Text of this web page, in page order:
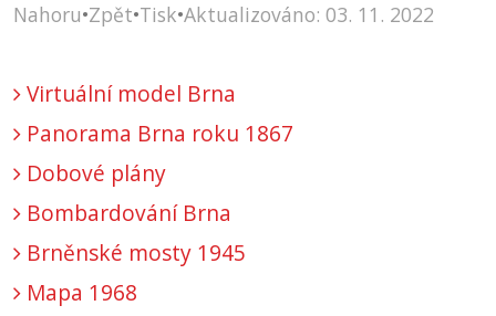
Nahoru•Zpět•Tisk•Aktualizováno: 03. 11. 2022
Virtuální model Brna
Panorama Brna roku 1867
Dobové plány
Bombardování Brna
Brněnské mosty 1945
Mapa 1968